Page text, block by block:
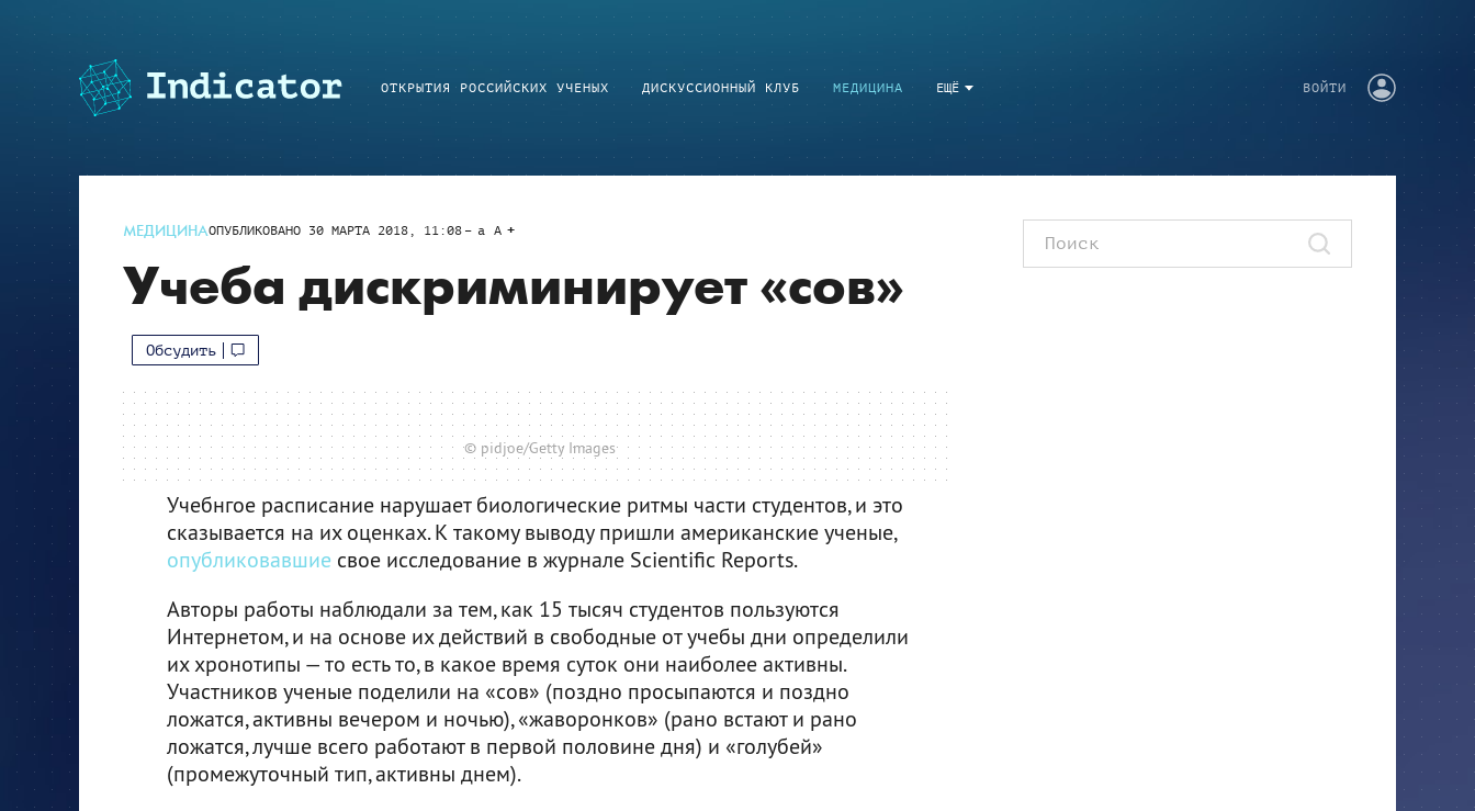
ЕЩЁ
ОТКРЫТИЯ РОССИЙСКИХ УЧЕНЫХ ДИСКУССИОННЫЙ КЛУБ МЕДИЦИНА ВОЙТИ
МЕДИЦИНАОПУБЛИКОВАНО 30 МАРТА 2018, 11:08 a A
Учеба дискриминирует «сов»
Обсудить
© pidjoe/Getty Images
Учебнгое расписание нарушает биологические ритмы части студентов, и это
сказывается на их оценках. К такому выводу пришли американские ученые,
опубликовавшие свое исследование в журнале Scientific Reports.
Авторы работы наблюдали за тем, как 15 тысяч студентов пользуются
Интернетом, и на основе их действий в свободные от учебы дни определили
их хронотипы — то есть то, в какое время суток они наиболее активны.
Участников ученые поделили на «сов» (поздно просыпаются и поздно
ложатся, активны вечером и ночью), «жаворонков» (рано встают и рано
ложатся, лучше всего работают в первой половине дня) и «голубей»
(промежуточный тип, активны днем).